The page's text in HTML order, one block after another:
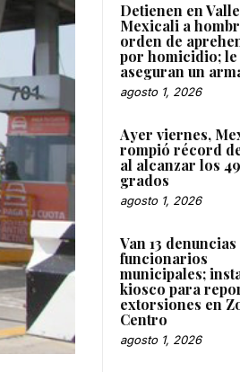
Detienen en
Mexicali a
orden de
por homicidio; le
aseguran un
agosto 1, 2026
Ayer viernes,
rompió récord
al alcanzar los
grados
agosto 1, 2026
Van 13
funcionarios
municipales;
kiosco para
extorsiones en
Centro
agosto 1, 2026